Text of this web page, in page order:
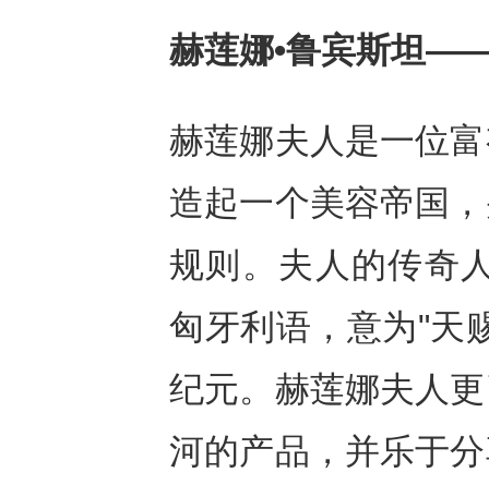
赫莲娜•鲁宾斯坦
赫莲娜夫人是一位
造起一个美容帝国
规则。夫人的传奇
匈牙利语，意为"天
纪元。赫莲娜夫人
河的产品，并乐于